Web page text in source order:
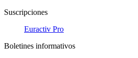
Suscripciones
Euractiv Pro
Boletines informativos